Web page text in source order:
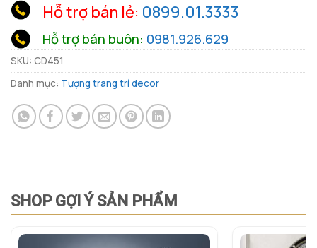
Hỗ trợ bán lẻ: 0899.01.3333
Hỗ trợ bán buôn: 0981.926.629
SKU: CD451
Danh mục: Tượng trang trí decor
SHOP GỢI Ý SẢN PHẨM